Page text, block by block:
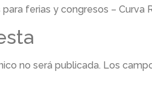
ferias y congresos – Curva
no será publicada. Los